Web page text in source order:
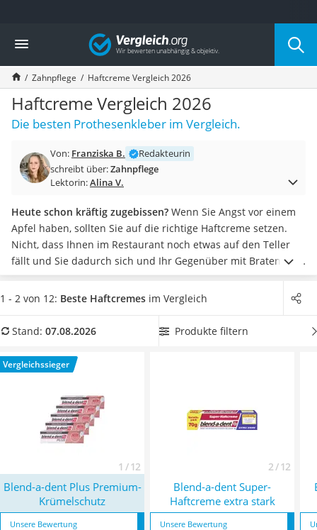
Die beliebtesten Vergleiche nach Kategorie
Drogerie
Inhalator
Haarschneider
Rollator
Braun Rasierer
Katzenklappe (Chip)
Masturbator
Massagepistole
Reisehaartrockner
Eiweißpulver
Magnesiumpräparat
Katzenklappe
Nackenmassagegerät
Zeckenschutz Katze
Philips-Sonicare-Zahnbürste
Mineralfutter Pferd
Massagegerät
Vergleich
Zahnpflege Haftcreme Vergleich 2026
Haftcreme Vergleich 2026
Die besten Prothesenkleber im Vergleich.
Von: Franziska B.
Redakteurin
schreibt über:Zahnpflege
Lektorin:Alina V.
Heute schon kräftig zugebissen? Wenn Sie Angst vor einem
Apfel haben, sollten Sie auf die richtige Haftcreme setzen.
Nicht, dass Ihnen im Restaurant noch etwas auf den Teller
fällt und Sie dadurch sich und Ihr Gegenüber mit Bratensoße
bespritzen. In Tests hat wurde deutlich, dass Sie zu einer
zinkfreien Haftcreme greifen sollten, wenn Sie bereits ein
nervenschädigend sein.
Suchen Sie sich jetzt in unserer
uns hier im August 2026 besonders das Modell
Plus Premium-Krümelschutz
1 - 2 von 12: Beste Haftcremes im Vergleich
Stand: 07.08.2026 Produkte filtern
Vergleichssieger
1 / 12 2 / 12
Blend-a-dent Plus Premium-
Krümelschutz
Blend-a-dent Super-
Haftcreme extra stark
Unsere Bewertung Unsere Bewertung